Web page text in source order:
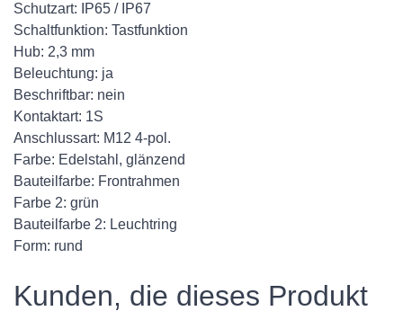
Schutzart: IP65 / IP67
Schaltfunktion: Tastfunktion
Hub: 2,3 mm
Beleuchtung: ja
Beschriftbar: nein
Kontaktart: 1S
Anschlussart: M12 4-pol.
Farbe: Edelstahl, glänzend
Bauteilfarbe: Frontrahmen
Farbe 2: grün
Bauteilfarbe 2: Leuchtring
Form: rund
Kunden, die dieses Produkt